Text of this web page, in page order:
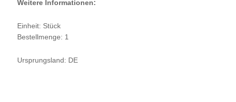
Weitere Informationen:
Einheit: Stück
Bestellmenge: 1
Ursprungsland: DE